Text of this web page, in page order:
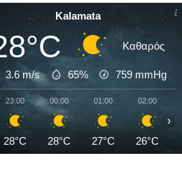
Kalamata
Καθαρός
3.6 m/s 65% 759 mmHg
23:00
28°C
00:00
28°C
01:00
27°C
02:00
26°C
›